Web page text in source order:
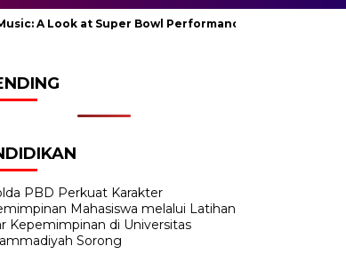
A Look at Super Bowl Performances, New Albums,